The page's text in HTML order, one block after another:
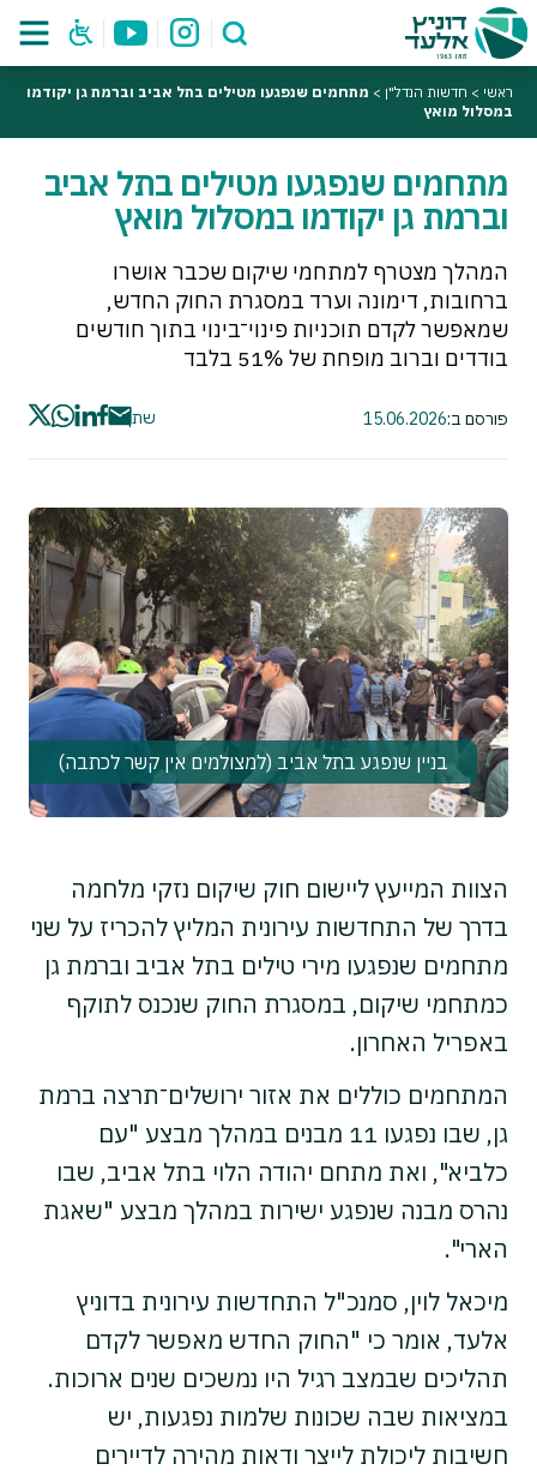
ראשי > חדשות הנדל"ן > מתחמים שנפגעו מטילים בתל אביב וברמת גן יקודמו
במסלול מואץ
מתחמים שנפגעו מטילים בתל אביב
וברמת גן יקודמו במסלול מואץ
המהלך מצטרף למתחמי שיקום שכבר אושרו
ברחובות, דימונה וערד במסגרת החוק החדש,
שמאפשר לקדם תוכניות פינוי־בינוי בתוך חודשים
בודדים וברוב מופחת של 51% בלבד
פורסם ב:15.06.2026 שתף
בניין שנפגע בתל אביב (למצולמים אין קשר לכתבה)
הצוות המייעץ ליישום חוק שיקום נזקי מלחמה
בדרך של התחדשות עירונית המליץ להכריז על שני
מתחמים שנפגעו מירי טילים בתל אביב וברמת גן
כמתחמי שיקום, במסגרת החוק שנכנס לתוקף
באפריל האחרון.
המתחמים כוללים את אזור ירושלים־תרצה ברמת
גן, שבו נפגעו 11 מבנים במהלך מבצע "עם
כלביא", ואת מתחם יהודה הלוי בתל אביב, שבו
נהרס מבנה שנפגע ישירות במהלך מבצע "שאגת
הארי".
מיכאל לוין, סמנכ"ל התחדשות עירונית בדוניץ
אלעד, אומר כי "החוק החדש מאפשר לקדם
תהליכים שבמצב רגיל היו נמשכים שנים ארוכות.
במציאות שבה שכונות שלמות נפגעות, יש
חשיבות ליכולת לייצר ודאות מהירה לדיירים